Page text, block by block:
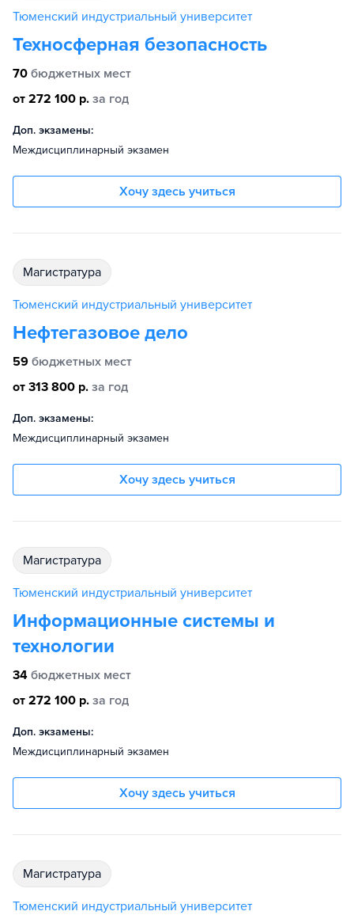
Тюменский индустриальный университет
Техносферная безопасность
70 бюджетных мест
от 272 100 р. за год
Доп. экзамены:
Междисциплинарный экзамен
Хочу здесь учиться
магистратура
Тюменский индустриальный университет
Нефтегазовое дело
59 бюджетных мест
от 313 800 р. за год
Доп. экзамены:
Междисциплинарный экзамен
Хочу здесь учиться
магистратура
Тюменский индустриальный университет
Информационные системы и
технологии
34 бюджетных мест
от 272 100 р. за год
Доп. экзамены:
Междисциплинарный экзамен
Хочу здесь учиться
магистратура
Тюменский индустриальный университет